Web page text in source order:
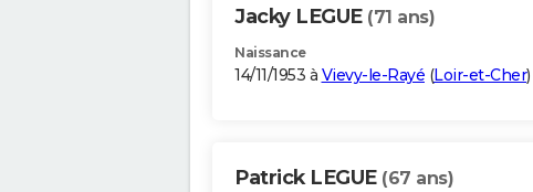
Jacky LEGUE (71 ans)
Naissance
14/11/1953 à Vievy-le-Rayé (Loir-et-Cher)
Patrick LEGUE (67 ans)